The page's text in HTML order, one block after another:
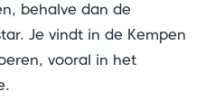
behalve dan de
Je vindt in de Kempen
vooral in het